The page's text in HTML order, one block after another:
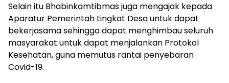
Selain itu Bhabinkamtibmas juga mengajak kepada
Aparatur Pemerintah tingkat Desa untuk dapat
bekerjasama sehingga dapat menghimbau seluruh
masyarakat untuk dapat menjalankan Protokol
Kesehatan, guna memutus rantai penyebaran
Covid-19.